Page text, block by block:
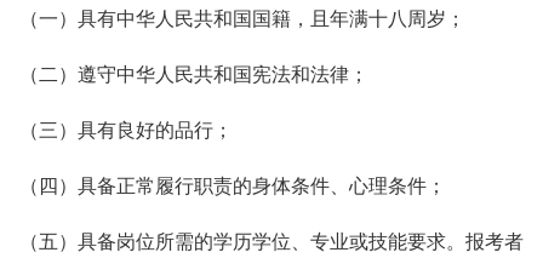
（一）具有中华人民共和国国籍，且年满十八周岁；
（二）遵守中华人民共和国宪法和法律；
（三）具有良好的品行；
（四）具备正常履行职责的身体条件、心理条件；
（五）具备岗位所需的学历学位、专业或技能要求。报考者